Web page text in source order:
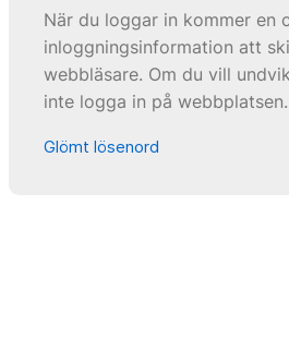
När du loggar in kommer en
inloggningsinformation att
webbläsare. Om du vill
inte logga in på webbplatsen.
Glömt lösenord